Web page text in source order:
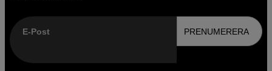
E-Post PRENUMERERA